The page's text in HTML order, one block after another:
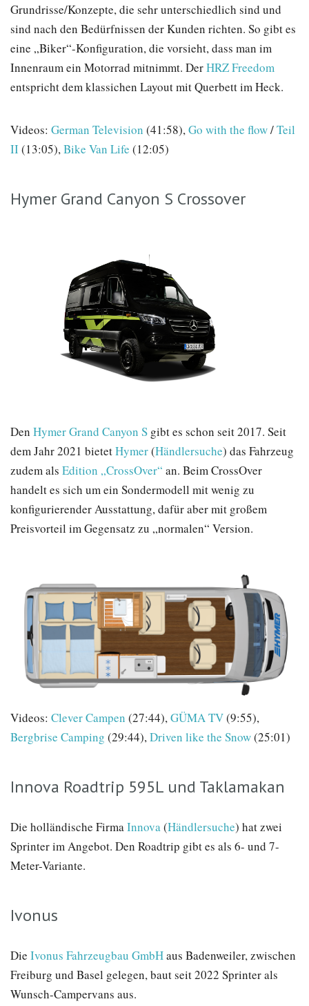
Grundrisse/Konzepte, die sehr unterschiedlich sind und
sind nach den Bedürfnissen der Kunden richten. So gibt es
eine „Biker“-Konfiguration, die vorsieht, dass man im
Innenraum ein Motorrad mitnimmt. DerHRZ Freedom
entspricht dem klassichen Layout mit Querbett im Heck.
Videos: German Television (41:58),Go with the flow/Teil
II(13:05),Bike Van Life (12:05)
Hymer Grand Canyon S Crossover
Den Hymer Grand Canyon S gibt es schon seit 2017. Seit
dem Jahr 2021 bietetHymer(Händlersuche) das Fahrzeug
zudem als Edition „CrossOver“ an. Beim CrossOver
handelt es sich um ein Sondermodell mit wenig zu
konfigurierender Ausstattung, dafür aber mit großem
Preisvorteil im Gegensatz zu „normalen“ Version.
Videos: Clever Campen (27:44),GÜMA TV(9:55),
Bergbrise Camping (29:44),Driven like the Snow(25:01)
Innova Roadtrip 595L und Taklamakan
Die holländische FirmaInnova(Händlersuche) hat zwei
Sprinter im Angebot. Den Roadtrip gibt es als 6- und 7-
Meter-Variante.
Ivonus
Die Ivonus Fahrzeugbau GmbHaus Badenweiler, zwischen
Freiburg und Basel gelegen, baut seit 2022 Sprinter als
Wunsch-Campervans aus.